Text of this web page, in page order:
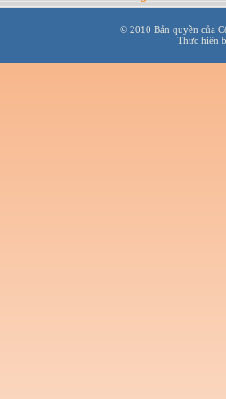
© 2010 Bản quyền của
Thực hiện